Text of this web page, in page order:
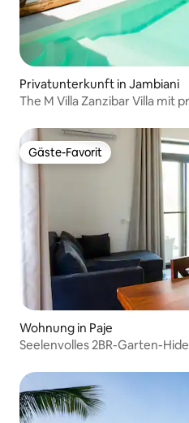
Privatunterkunft in Jambiani
The M Villa Zanzibar Villa mit
Gäste-Favorit
Gäste-Favorit
Wohnung in Paje
Seelenvolles 2BR-Garten-